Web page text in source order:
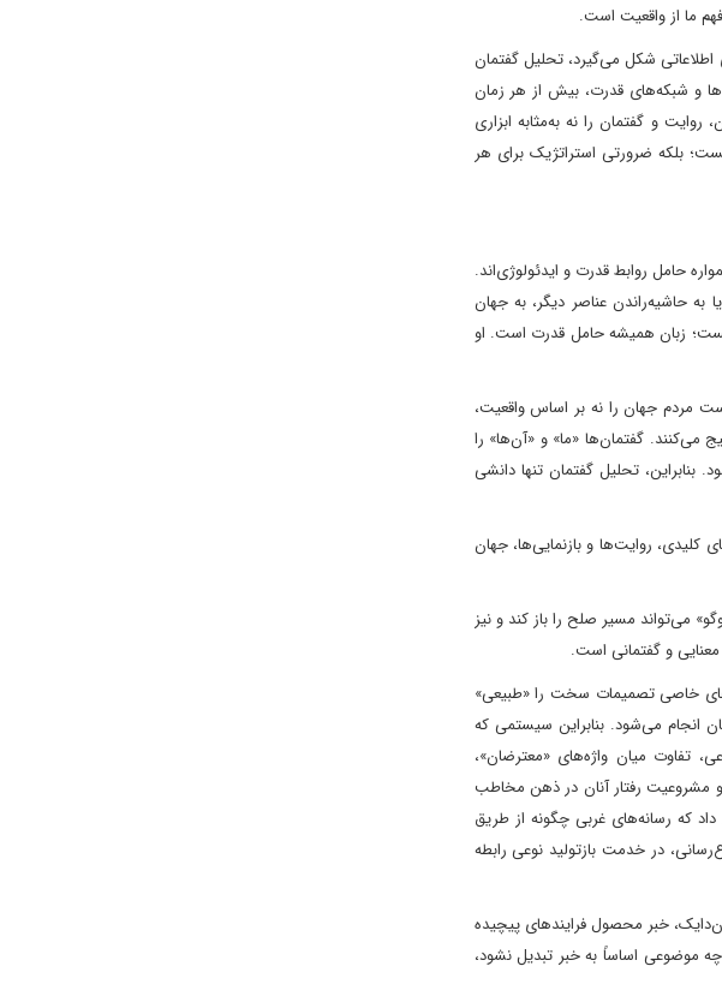
ما از واقعیت است.
اطلاعاتی شکل می‌گیرد، تحلیل گفتمان
و شبکه‌های قدرت، بیش از هر زمان
و گفتمان را نه به‌مثابه ابزاری
بلکه ضرورتی استراتژیک برای هر
حامل روابط قدرت و ایدئولوژی‌اند.
به حاشیه‌راندن عناصر دیگر، به جهان
زبان همیشه حامل قدرت است. او
مردم جهان را نه بر اساس واقعیت،
می‌کنند. گفتمان‌ها «ما» و «آن‌ها» را
تحلیل گفتمان تنها دانشی
روایت‌ها و بازنمایی‌ها، جهان
می‌تواند مسیر صلح را باز کند و نیز
معنایی و گفتمانی است.
خاصی تصمیمات سخت را «طبیعی»
انجام می‌شود. بنابراین سیستمی که
تفاوت میان واژه‌های «معترضان»،
مشروعیت رفتار آنان در ذهن مخاطب
که رسانه‌های غربی چگونه از طریق
در خدمت بازتولید نوعی رابطه
خبر محصول فرایندهای پیچیده
موضوعی اساساً به خبر تبدیل نشود،